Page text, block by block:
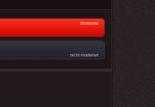
Startseite
nicht moderiert